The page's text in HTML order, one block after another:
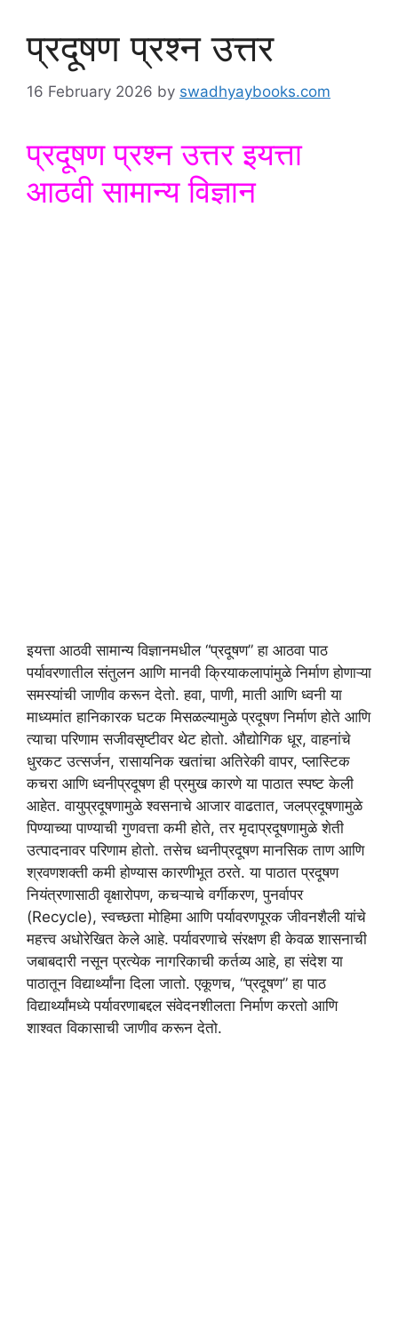
प्रदूषण प्रश्न उत्तर
16 February 2026 by swadhyaybooks.com
प्रदूषण प्रश्न उत्तर इयत्ता
आठवी सामान्य विज्ञान
इयत्ता आठवी सामान्य विज्ञानमधील “प्रदूषण” हा आठवा पाठ
पर्यावरणातील संतुलन आणि मानवी क्रियाकलापांमुळे निर्माण होणाऱ्या
समस्यांची जाणीव करून देतो. हवा, पाणी, माती आणि ध्वनी या
माध्यमांत हानिकारक घटक मिसळल्यामुळे प्रदूषण निर्माण होते आणि
त्याचा परिणाम सजीवसृष्टीवर थेट होतो. औद्योगिक धूर, वाहनांचे
धुरकट उत्सर्जन, रासायनिक खतांचा अतिरेकी वापर, प्लास्टिक
कचरा आणि ध्वनीप्रदूषण ही प्रमुख कारणे या पाठात स्पष्ट केली
आहेत. वायुप्रदूषणामुळे श्वसनाचे आजार वाढतात, जलप्रदूषणामुळे
पिण्याच्या पाण्याची गुणवत्ता कमी होते, तर मृदाप्रदूषणामुळे शेती
उत्पादनावर परिणाम होतो. तसेच ध्वनीप्रदूषण मानसिक ताण आणि
श्रवणशक्ती कमी होण्यास कारणीभूत ठरते. या पाठात प्रदूषण
नियंत्रणासाठी वृक्षारोपण, कचऱ्याचे वर्गीकरण, पुनर्वापर
(Recycle), स्वच्छता मोहिमा आणि पर्यावरणपूरक जीवनशैली यांचे
महत्त्व अधोरेखित केले आहे. पर्यावरणाचे संरक्षण ही केवळ शासनाची
जबाबदारी नसून प्रत्येक नागरिकाची कर्तव्य आहे, हा संदेश या
पाठातून विद्यार्थ्यांना दिला जातो. एकूणच, “प्रदूषण” हा पाठ
विद्यार्थ्यांमध्ये पर्यावरणाबद्दल संवेदनशीलता निर्माण करतो आणि
शाश्वत विकासाची जाणीव करून देतो.